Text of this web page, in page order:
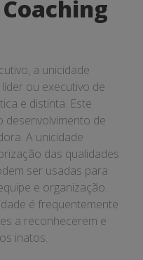
a unicidade
ou executivo de
e distinta. Este
desenvolvimento de
A unicidade
das qualidades
ser usadas para
e organização.
é frequentemente
a reconhecerem e
inatos.